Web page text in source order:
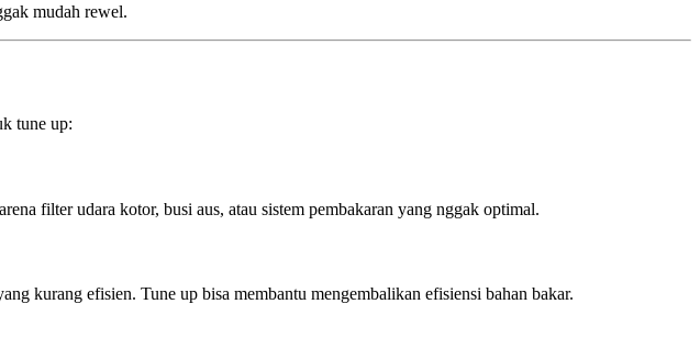
mudah rewel.
tune up:
filter udara kotor, busi aus, atau sistem pembakaran yang nggak optimal.
kurang efisien. Tune up bisa membantu mengembalikan efisiensi bahan bakar.